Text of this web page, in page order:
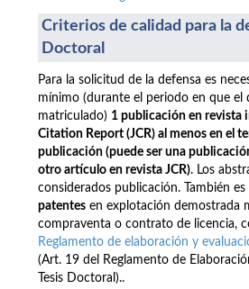
Criterios de calidad para la
Doctoral
Para la solicitud de la defensa es
mínimo (durante el periodo en que el
matriculado) 1 publicación en revista
Citation Report (JCR) al menos en el
publicación (puede ser una
otro artículo en revista JCR). Los
considerados publicación. También
patentes en explotación demostrada
compraventa o contrato de licencia,
Reglamento de elaboración y
(Art. 19 del Reglamento de
Tesis Doctoral)..